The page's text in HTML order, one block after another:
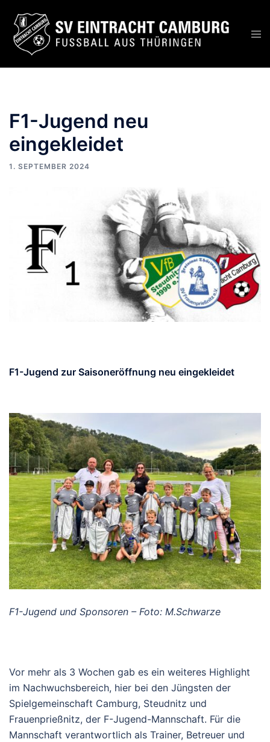
Inhalt
springen
F1-Jugend neu
eingekleidet
1. SEPTEMBER 2024
F1-Jugend zur Saisoneröffnung neu eingekleidet
F1-Jugend und Sponsoren – Foto: M.Schwarze
Vor mehr als 3 Wochen gab es ein weiteres Highlight
im Nachwuchsbereich, hier bei den Jüngsten der
Spielgemeinschaft Camburg, Steudnitz und
Frauenprießnitz, der F-Jugend-Mannschaft. Für die
Mannschaft verantwortlich als Trainer, Betreuer und